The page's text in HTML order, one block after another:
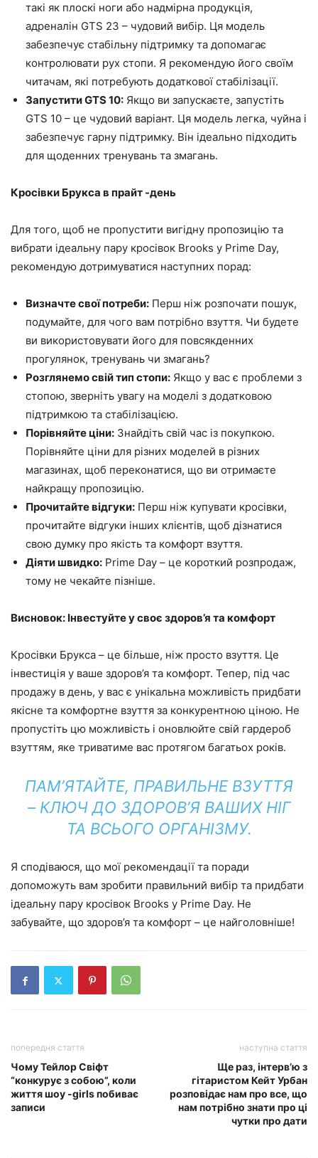
такі як плоскі ноги або надмірна продукція,
адреналін GTS 23 – чудовий вибір. Ця модель
забезпечує стабільну підтримку та допомагає
контролювати рух стопи. Я рекомендую його своїм
читачам, які потребують додаткової стабілізації.
Запустити GTS 10: Якщо ви запускаєте, запустіть
GTS 10 – це чудовий варіант. Ця модель легка, чуйна і
забезпечує гарну підтримку. Він ідеально підходить
для щоденних тренувань та змагань.
Кросівки Брукса в прайт -день
Для того, щоб не пропустити вигідну пропозицію та
вибрати ідеальну пару кросівок Brooks у Prime Day,
рекомендую дотримуватися наступних порад:
Визначте свої потреби: Перш ніж розпочати пошук,
подумайте, для чого вам потрібно взуття. Чи будете
ви використовувати його для повсякденних
прогулянок, тренувань чи змагань?
Розглянемо свій тип стопи: Якщо у вас є проблеми з
стопою, зверніть увагу на моделі з додатковою
підтримкою та стабілізацією.
Порівняйте ціни: Знайдіть свій час із покупкою.
Порівняйте ціни для різних моделей в різних
магазинах, щоб переконатися, що ви отримаєте
найкращу пропозицію.
Прочитайте відгуки: Перш ніж купувати кросівки,
прочитайте відгуки інших клієнтів, щоб дізнатися
свою думку про якість та комфорт взуття.
Діяти швидко: Prime Day – це короткий розпродаж,
тому не чекайте пізніше.
Висновок: Інвестуйте у своє здоров’я та комфорт
Кросівки Брукса – це більше, ніж просто взуття. Це
інвестиція у ваше здоров’я та комфорт. Тепер, під час
продажу в день, у вас є унікальна можливість придбати
якісне та комфортне взуття за конкурентною ціною. Не
пропустіть цю можливість і оновлюйте свій гардероб
взуттям, яке триватиме вас протягом багатьох років.
ПАМ’ЯТАЙТЕ, ПРАВИЛЬНЕ ВЗУТТЯ
– КЛЮЧ ДО ЗДОРОВ’Я ВАШИХ НІГ
ТА ВСЬОГО ОРГАНІЗМУ.
Я сподіваюся, що мої рекомендації та поради
допоможуть вам зробити правильний вибір та придбати
ідеальну пару кросівок Brooks у Prime Day. Не
забувайте, що здоров’я та комфорт – це найголовніше!
попередня стаття
Чому Тейлор Свіфт
“конкурує з собою”, коли
життя шоу -girls побиває
записи
наступна стаття
Ще раз, інтерв’ю з
гітаристом Кейт Урбан
розповідає нам про все, що
нам потрібно знати про ці
чутки про дати